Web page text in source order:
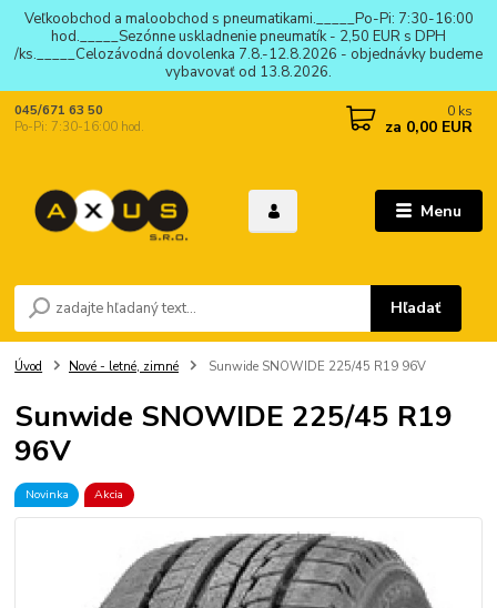
Veľkoobchod a maloobchod s pneumatikami._____Po-Pi: 7:30-16:00
hod._____Sezónne uskladnenie pneumatík - 2,50 EUR s DPH
/ks._____Celozávodná dovolenka 7.8.-12.8.2026 - objednávky budeme
vybavovať od 13.8.2026.
Menu
Hľadať
045/671 63 50
Po-Pi: 7:30-16:00 hod.
0 ks
za 0,00 EUR
Úvod Nové - letné, zimné Sunwide SNOWIDE 225/45 R19 96V
Sunwide SNOWIDE 225/45 R19
96V
Novinka Akcia